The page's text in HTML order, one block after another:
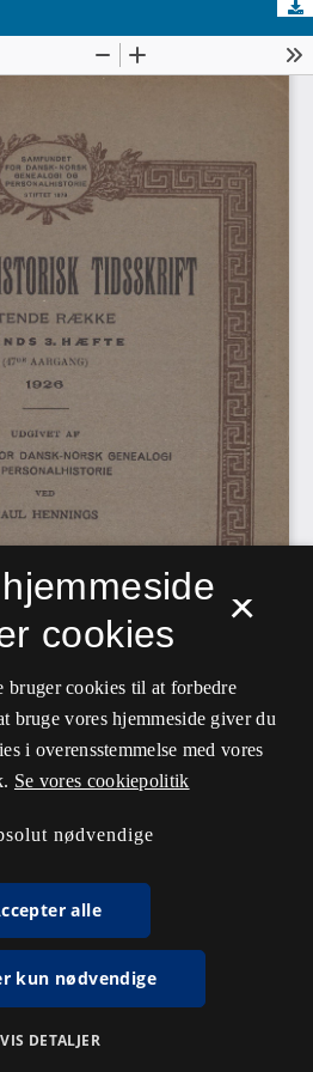
×
cookies
bruger cookies til at forbedre
bruge vores hjemmeside giver du
i overensstemmelse med vores
Se vores cookiepolitik
nødvendige
alle
kun nødvendige
VIS DETALJER